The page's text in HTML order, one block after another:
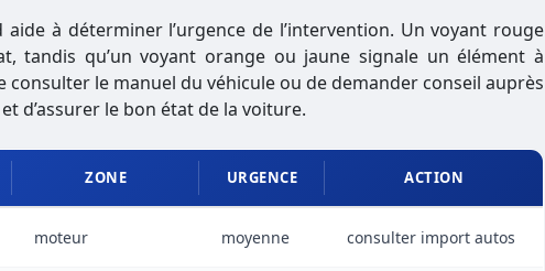
à déterminer l’urgence de l’intervention. Un voyant rouge
tandis qu’un voyant orange ou jaune signale un élément à
le manuel du véhicule ou de demander conseil auprès
d’assurer le bon état de la voiture.
ZONE URGENCE ACTION
moteur moyenne consulter import autos